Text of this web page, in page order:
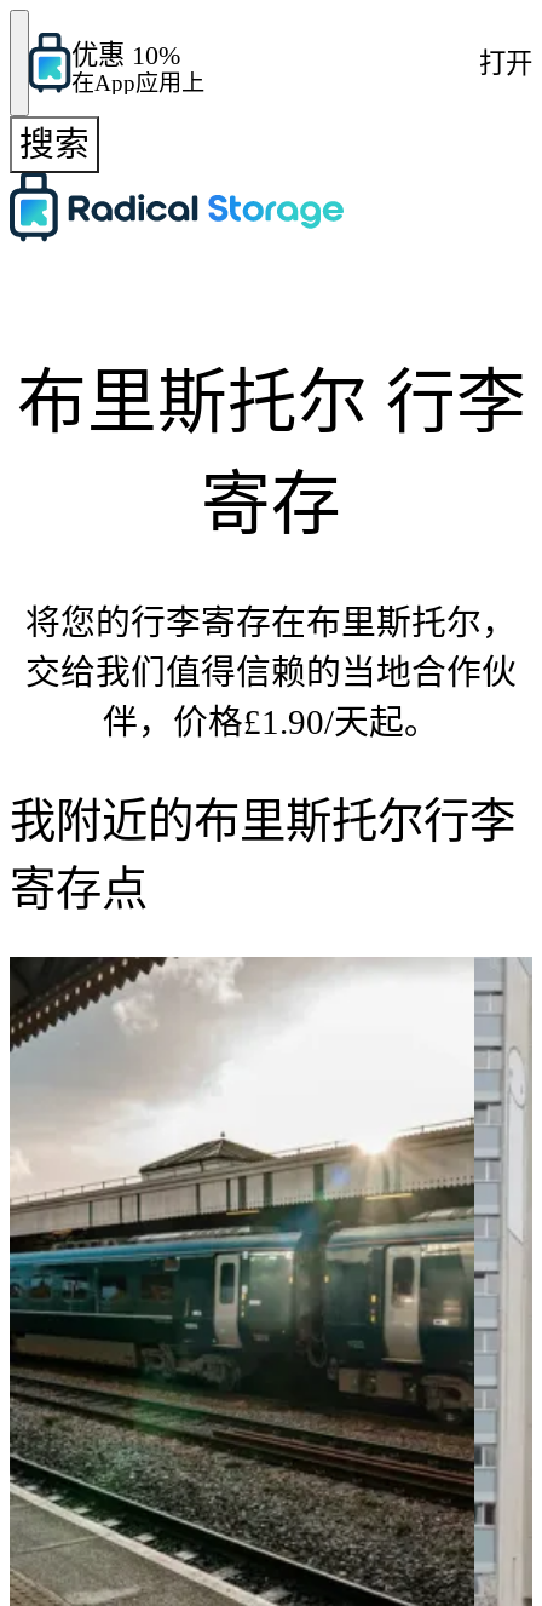
优惠 10%
在App应用上
打开
搜索
布里斯托尔 行李
寄存
将您的行李寄存在布里斯托尔，
交给我们值得信赖的当地合作伙
伴，价格£1.90/天起。
我附近的布里斯托尔行李
寄存点
布
里
斯
托
尔
坦
普
尔
米
兹